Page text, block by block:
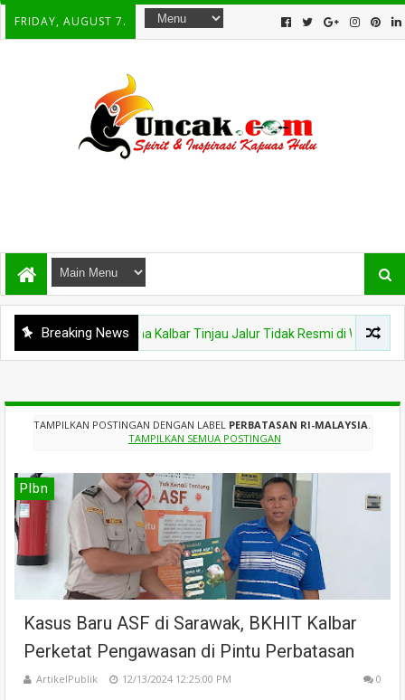
FRIDAY, AUGUST 7.
Breaking News
Karantina Kalbar Tinjau Jalur Tidak Resmi di Wilayah PLBN Nanga
TAMPILKAN POSTINGAN DENGAN LABEL PERBATASAN RI-MALAYSIA.
TAMPILKAN SEMUA POSTINGAN
Plbn
Kasus Baru ASF di Sarawak, BKHIT Kalbar
Perketat Pengawasan di Pintu Perbatasan
ArtikelPublik 12/13/2024 12:25:00 PM 0